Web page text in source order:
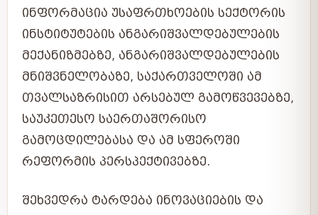
ᲘᲜᲤᲝᲠᲛᲐᲪᲘᲐ ᲣᲡᲐᲤᲠᲗᲮᲝᲔᲑᲘᲡ ᲡᲔᲥᲢᲝᲠᲘᲡ
ᲘᲜᲡᲢᲘᲢᲣᲢᲔᲑᲘᲡ ᲐᲜᲒᲐᲠᲘᲨᲕᲐᲚᲓᲔᲑᲣᲚᲔᲑᲘᲡ
ᲛᲔᲥᲐᲜᲘᲖᲛᲔᲑᲖᲔ, ᲐᲜᲒᲐᲠᲘᲨᲕᲐᲚᲓᲔᲑᲣᲚᲔᲑᲘᲡ
ᲛᲜᲘᲨᲕᲜᲔᲚᲝᲑᲐᲖᲔ, ᲡᲐᲥᲐᲠᲗᲕᲔᲚᲝᲨᲘ ᲐᲛ
ᲗᲕᲐᲚᲡᲐᲖᲠᲘᲡᲘᲗ ᲐᲠᲡᲔᲑᲣᲚ ᲒᲐᲛᲝᲬᲕᲔᲕᲔᲑᲖᲔ,
ᲡᲐᲣᲙᲔᲗᲔᲡᲝ ᲡᲐᲔᲠᲗᲐᲨᲝᲠᲘᲡᲝ
ᲒᲐᲛᲝᲪᲓᲘᲚᲔᲑᲐᲡᲐ ᲓᲐ ᲐᲛ ᲡᲤᲔᲠᲝᲨᲘ
ᲠᲔᲤᲝᲠᲛᲘᲡ ᲞᲔᲠᲡᲞᲔᲥᲢᲘᲕᲔᲑᲖᲔ.
ᲨᲔᲮᲕᲔᲓᲠᲐ ᲢᲐᲠᲓᲔᲑᲐ ᲘᲜᲝᲕᲐᲪᲘᲔᲑᲘᲡ ᲓᲐ